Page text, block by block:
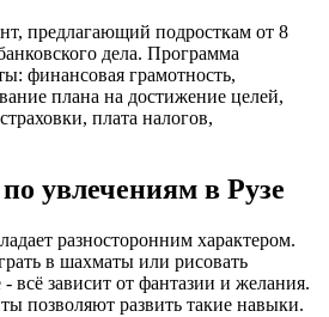
предлагающий подросткам от 8
дела. Программа
финансовая грамотность,
плана на достижение целей,
плата налогов,
увлечениям в Рузе
разносторонним характером.
в шахматы или рисовать
всё зависит от фантазии и желания.
позволяют развить такие навыки.